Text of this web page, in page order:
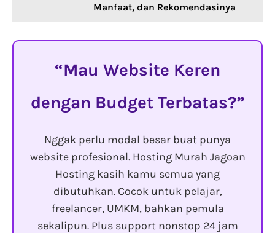
Manfaat, dan Rekomendasinya
Mau Website Keren
dengan Budget Terbatas?
Nggak perlu modal besar buat punya
website profesional. Hosting Murah Jagoan
Hosting kasih kamu semua yang
dibutuhkan. Cocok untuk pelajar,
freelancer, UMKM, bahkan pemula
sekalipun. Plus support nonstop 24 jam